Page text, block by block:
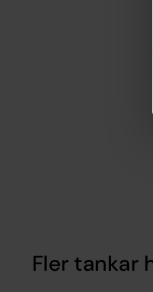
Fler tankar